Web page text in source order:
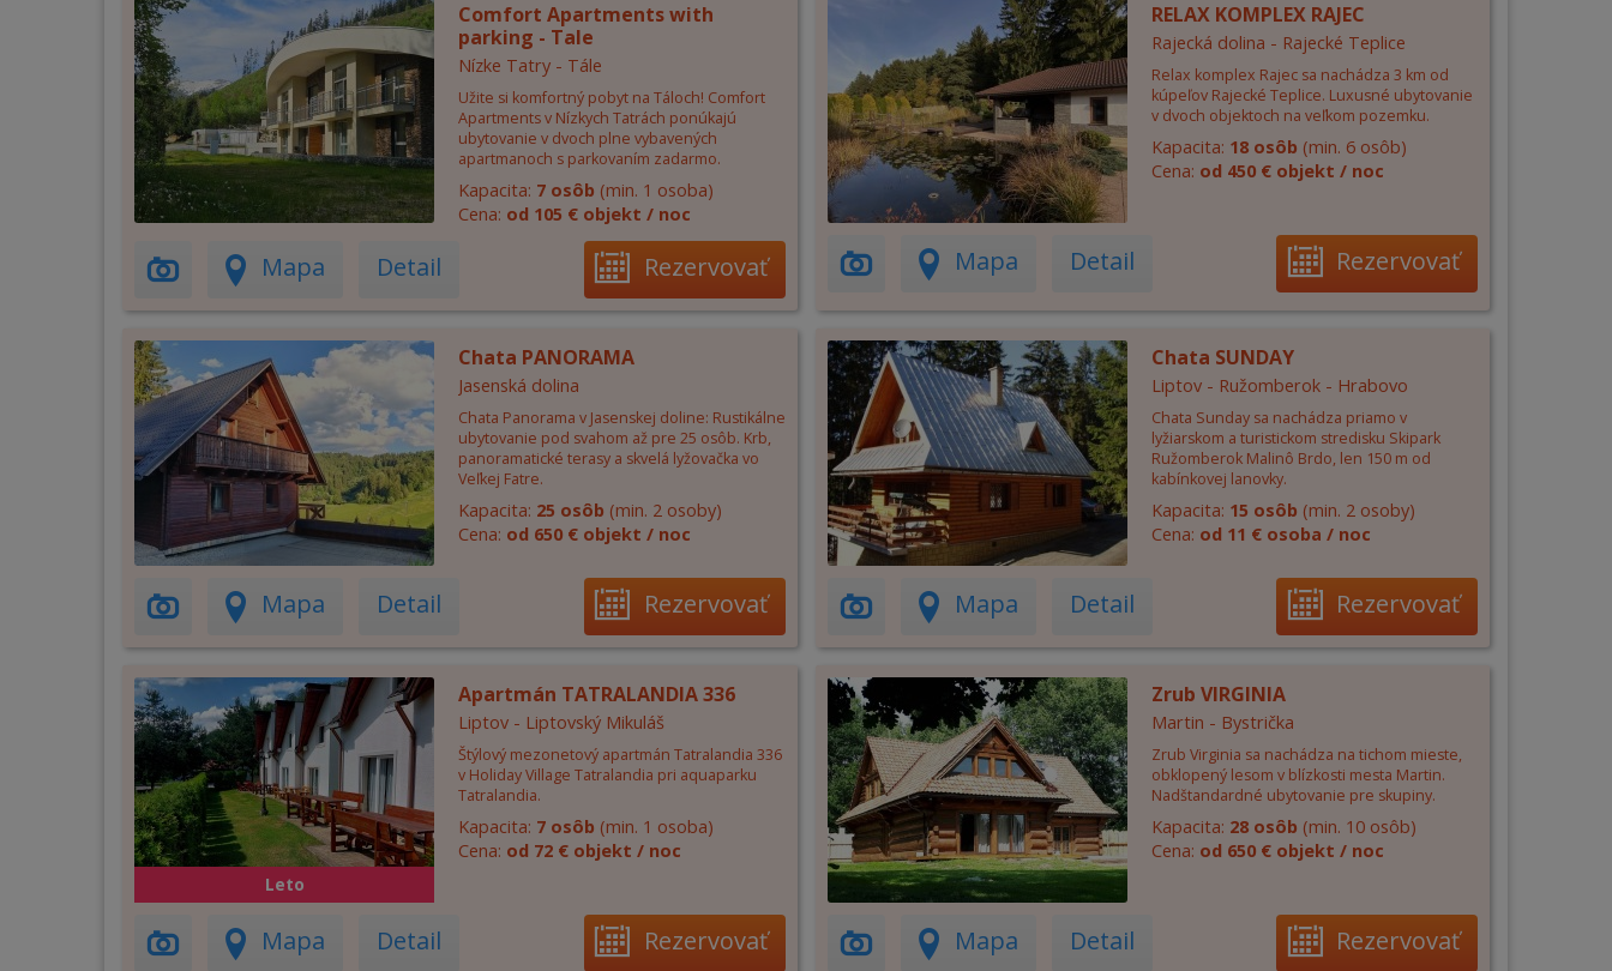
Comfort Apartments with
parking - Tale
Nízke Tatry - Tále
Užite si komfortný pobyt na Táloch! Comfort
Apartments v Nízkych Tatrách ponúkajú
ubytovanie v dvoch plne vybavených
apartmanoch s parkovaním zadarmo.
Kapacita: 7 osôb (min. 1 osoba)
Cena: od 105 € objekt / noc
Mapa Detail Rezervovať
RELAX KOMPLEX RAJEC
Rajecká dolina - Rajecké Teplice
Relax komplex Rajec sa nachádza 3 km od
kúpeľov Rajecké Teplice. Luxusné ubytovanie
v dvoch objektoch na veľkom pozemku.
Kapacita: 18 osôb (min. 6 osôb)
Cena: od 450 € objekt / noc
Mapa Detail Rezervovať
Chata PANORAMA
Jasenská dolina
Chata Panorama v Jasenskej doline: Rustikálne
ubytovanie pod svahom až pre 25 osôb. Krb,
panoramatické terasy a skvelá lyžovačka vo
Veľkej Fatre.
Kapacita: 25 osôb (min. 2 osoby)
Cena: od 650 € objekt / noc
Mapa Detail Rezervovať
Chata SUNDAY
Liptov - Ružomberok - Hrabovo
Chata Sunday sa nachádza priamo v
lyžiarskom a turistickom stredisku Skipark
Ružomberok Malinô Brdo, len 150 m od
kabínkovej lanovky.
Kapacita: 15 osôb (min. 2 osoby)
Cena: od 11 € osoba / noc
Mapa Detail Rezervovať
Leto
Apartmán TATRALANDIA 336
Liptov - Liptovský Mikuláš
Štýlový mezonetový apartmán Tatralandia 336
v Holiday Village Tatralandia pri aquaparku
Tatralandia.
Kapacita: 7 osôb (min. 1 osoba)
Cena: od 72 € objekt / noc
Mapa Detail Rezervovať
Zrub VIRGINIA
Martin - Bystrička
Zrub Virginia sa nachádza na tichom mieste,
obklopený lesom v blízkosti mesta Martin.
Nadštandardné ubytovanie pre skupiny.
Kapacita: 28 osôb (min. 10 osôb)
Cena: od 650 € objekt / noc
Mapa Detail Rezervovať